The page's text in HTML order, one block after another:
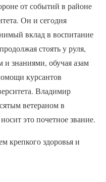
от событий в районе
Он и сегодня
вклад в воспитание
стоять у руля,
знаниями, обучая азам
курсантов
Владимир
ветераном в
это почетное звание.
крепкого здоровья и